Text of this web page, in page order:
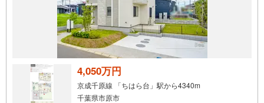
4,050万円
京成千原線 「ちはら台」駅から4340m
千葉県市原市